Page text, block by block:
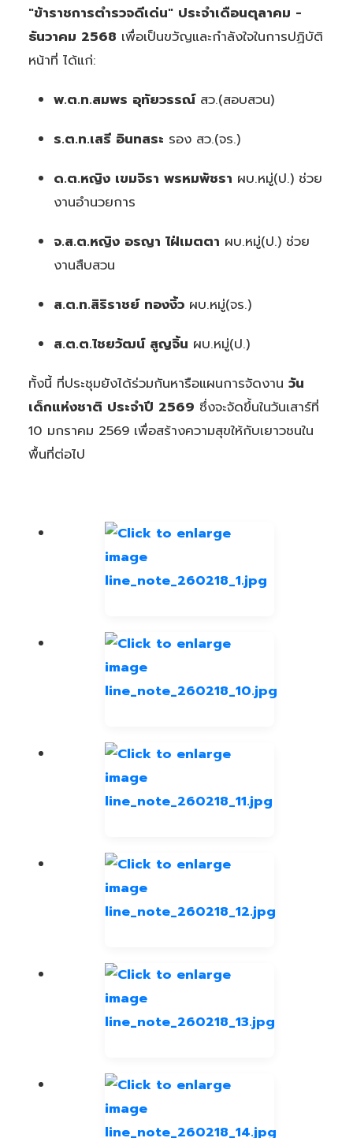
"ข้าราชการตำรวจดีเด่น" ประจำเดือนตุลาคม -
ธันวาคม 2568 เพื่อเป็นขวัญและกำลังใจในการปฏิบัติ
หน้าที่ ได้แก่:
พ.ต.ท.สมพร อุทัยวรรณ์สว.(สอบสวน)
ร.ต.ท.เสรี อินทสระ รอง สว.(จร.)
ด.ต.หญิง เขมจิรา พรหมพัชรา ผบ.หมู่(ป.) ช่วย
งานอำนวยการ
จ.ส.ต.หญิง อรญา ไฝ่เมตตา ผบ.หมู่(ป.) ช่วย
งานสืบสวน
ส.ต.ท.สิริราชย์ ทองงิ้ว ผบ.หมู่(จร.)
ส.ต.ต.ไชยวัฒน์ สูญจิ้น ผบ.หมู่(ป.)
ทั้งนี้ ที่ประชุมยังได้ร่วมกันหารือแผนการจัดงาน วัน
เด็กแห่งชาติ ประจำปี 2569 ซึ่งจะจัดขึ้นในวันเสาร์ที่
10 มกราคม 2569 เพื่อสร้างความสุขให้กับเยาวชนใน
พื้นที่ต่อไป